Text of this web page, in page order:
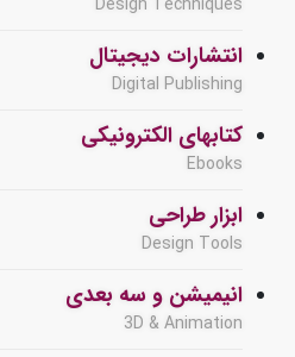
انتشارات دیجیتال
Digital Publishing
کتابهای الکترونیکی
Ebooks
ابزار طراحی
Design Tools
انیمیشن و سه بعدی
3D & Animation